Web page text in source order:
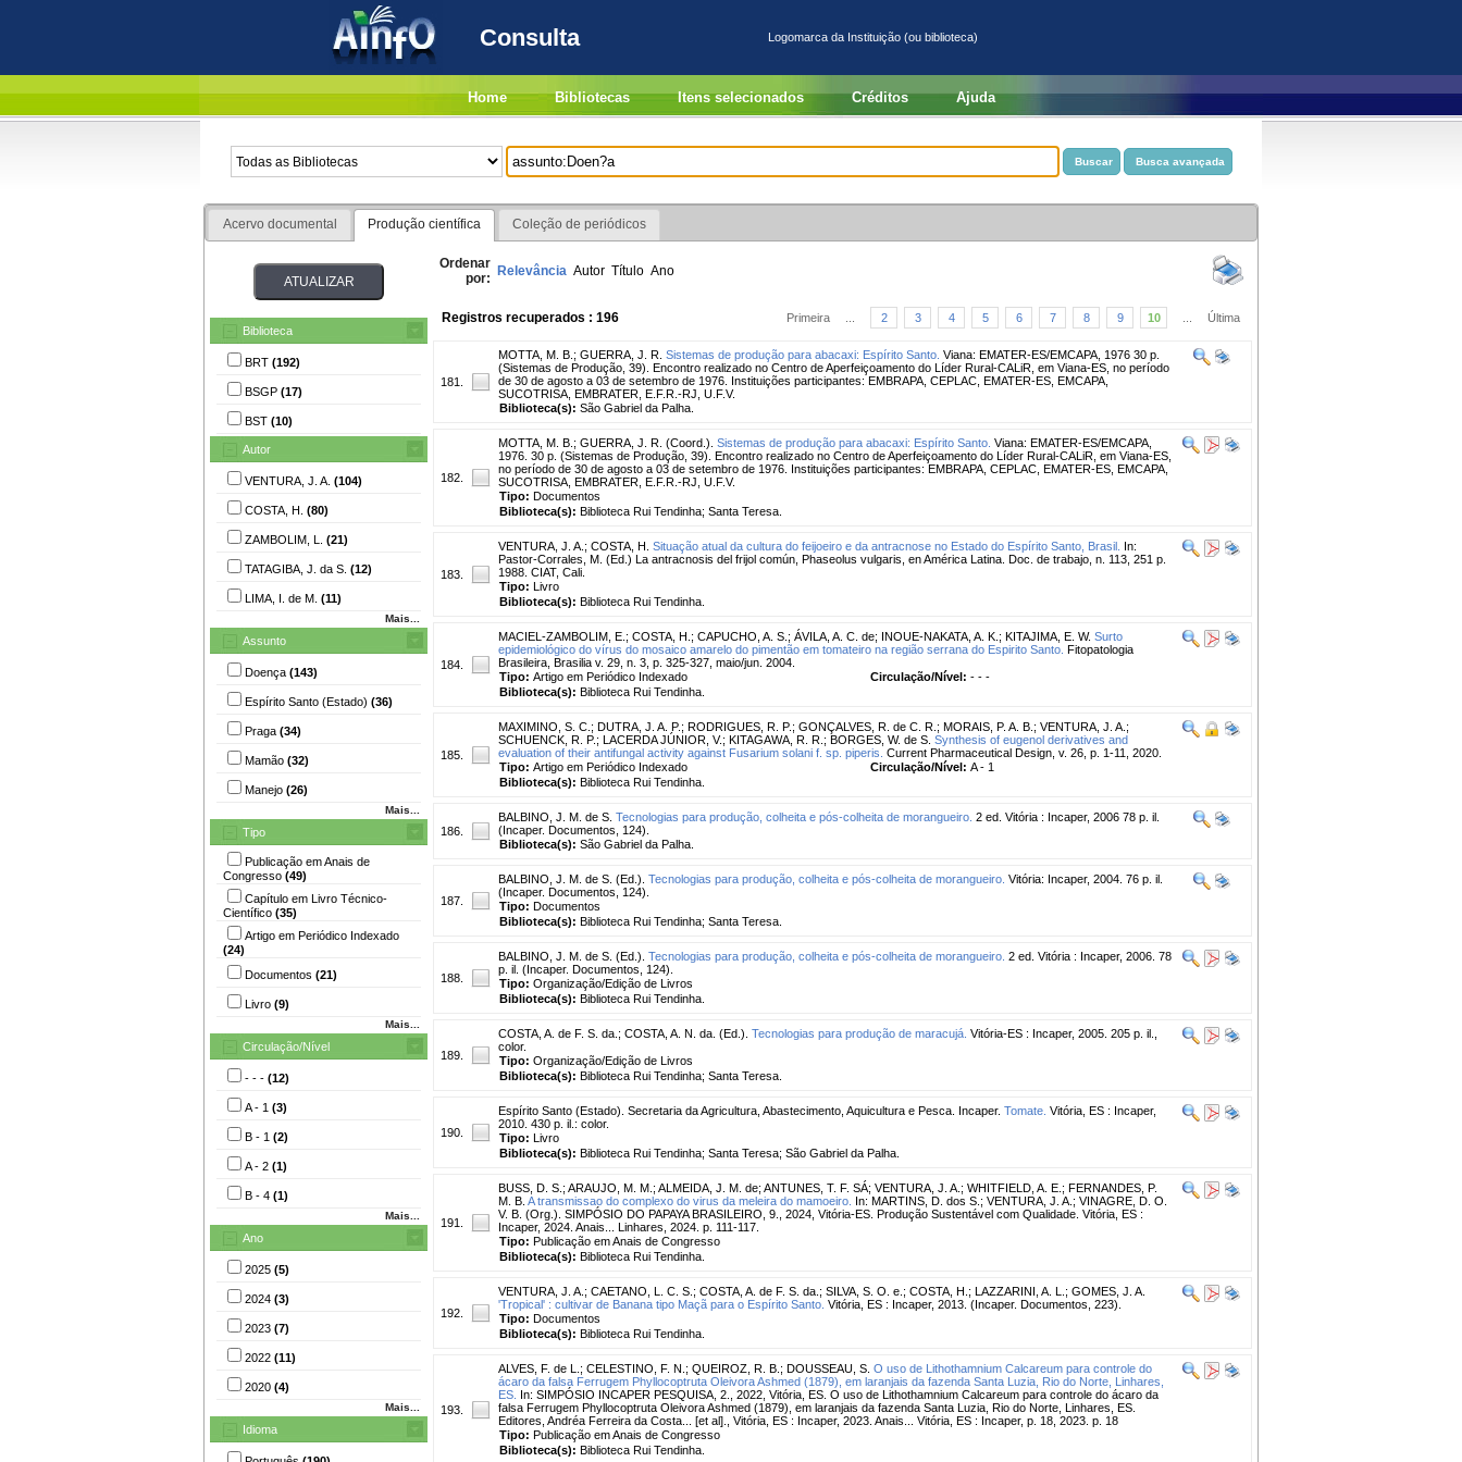
Consulta Logomarca da Instituição (ou biblioteca)
Home Bibliotecas Itens selecionados Créditos Ajuda
Acervo documental Produção científica Coleção de periódicos
Biblioteca
BRT (192)
BSGP (17)
BST (10)
Autor
VENTURA, J. A. (104)
COSTA, H. (80)
ZAMBOLIM, L. (21)
TATAGIBA, J. da S. (12)
LIMA, I. de M. (11)
Mais...
Assunto
Doença (143)
Espírito Santo (Estado) (36)
Praga (34)
Mamão (32)
Manejo (26)
Mais...
Tipo
Publicação em Anais de
Congresso (49)
Capítulo em Livro Técnico-
Científico (35)
Artigo em Periódico Indexado
(24)
Documentos (21)
Livro (9)
Mais...
Circulação/Nível
- - - (12)
A - 1 (3)
B - 1 (2)
A - 2 (1)
B - 4 (1)
Mais...
Ano
2025 (5)
2024 (3)
2023 (7)
2022 (11)
2020 (4)
Mais...
Idioma
Ordenar
por: Relevância Autor Título Ano
Registros recuperados : 196 Primeira 2 3 4 5 6 7 8 9 10 Última
181.
MOTTA, M. B. ; GUERRA, J. R. Sistemas de produção para abacaxi: Espírito Santo. Viana: EMATER-ES/EMCAPA, 1976 30 p.
(Sistemas de Produção, 39). Encontro realizado no Centro de Aperfeiçoamento do Líder Rural-CALiR, em Viana-ES, no período
de 30 de agosto a 03 de setembro de 1976. Instituições participantes: EMBRAPA, CEPLAC, EMATER-ES, EMCAPA,
SUCOTRISA, EMBRATER, E.F.R.-RJ, U.F.V.
Biblioteca(s): São Gabriel da Palha.
182.
MOTTA, M. B. ; GUERRA, J. R. (Coord.). Sistemas de produção para abacaxi: Espírito Santo. Viana: EMATER-ES/EMCAPA,
1976. 30 p. (Sistemas de Produção, 39). Encontro realizado no Centro de Aperfeiçoamento do Líder Rural-CALiR, em Viana-ES,
no período de 30 de agosto a 03 de setembro de 1976. Instituições participantes: EMBRAPA, CEPLAC, EMATER-ES, EMCAPA,
SUCOTRISA, EMBRATER, E.F.R.-RJ, U.F.V.
Tipo: Documentos
Biblioteca(s): Biblioteca Rui Tendinha; Santa Teresa.
183.
VENTURA, J. A. ; COSTA, H. Situação atual da cultura do feijoeiro e da antracnose no Estado do Espírito Santo, Brasil. In:
Pastor-Corrales, M. (Ed.) La antracnosis del frijol común, Phaseolus vulgaris, en América Latina. Doc. de trabajo, n. 113, 251 p.
1988. CIAT, Cali.
Tipo: Livro
Biblioteca(s): Biblioteca Rui Tendinha.
184.
MACIEL-ZAMBOLIM, E. ; COSTA, H. ; CAPUCHO, A. S. ; ÁVILA, A. C. de; INOUE-NAKATA, A. K. ; KITAJIMA, E. W. Surto
epidemiológico do vírus do mosaico amarelo do pimentão em tomateiro na região serrana do Espirito Santo. Fitopatologia
Brasileira, Brasilia v. 29, n. 3, p. 325-327, maio/jun. 2004.
Tipo: Artigo em Periódico Indexado Circulação/Nível: - - -
Biblioteca(s): Biblioteca Rui Tendinha.
185.
MAXIMINO, S. C. ; DUTRA, J. A. P. ; RODRIGUES, R. P. ; GONÇALVES, R. de C. R. ; MORAIS, P. A. B. ; VENTURA, J. A. ;
SCHUENCK, R. P. ; LACERDA JÚNIOR, V.; KITAGAWA, R. R. ; BORGES, W. de S. Synthesis of eugenol derivatives and
evaluation of their antifungal activity against Fusarium solani f. sp. piperis. Current Pharmaceutical Design, v. 26, p. 1-11, 2020.
Tipo: Artigo em Periódico Indexado Circulação/Nível: A - 1
Biblioteca(s): Biblioteca Rui Tendinha.
186.
BALBINO, J. M. de S. Tecnologias para produção, colheita e pós-colheita de morangueiro. 2 ed. Vitória : Incaper, 2006 78 p. il.
(Incaper. Documentos, 124).
Biblioteca(s): São Gabriel da Palha.
187.
BALBINO, J. M. de S. (Ed.). Tecnologias para produção, colheita e pós-colheita de morangueiro. Vitória: Incaper, 2004. 76 p. il.
(Incaper. Documentos, 124).
Tipo: Documentos
Biblioteca(s): Biblioteca Rui Tendinha; Santa Teresa.
188.
BALBINO, J. M. de S. (Ed.). Tecnologias para produção, colheita e pós-colheita de morangueiro. 2 ed. Vitória : Incaper, 2006. 78
p. il. (Incaper. Documentos, 124).
Tipo: Organização/Edição de Livros
Biblioteca(s): Biblioteca Rui Tendinha.
189.
COSTA, A. de F. S. da. ; COSTA, A. N. da. (Ed.). Tecnologias para produção de maracujá. Vitória-ES : Incaper, 2005. 205 p. il.,
color.
Tipo: Organização/Edição de Livros
Biblioteca(s): Biblioteca Rui Tendinha; Santa Teresa.
190.
Espírito Santo (Estado). Secretaria da Agricultura, Abastecimento, Aquicultura e Pesca. Incaper. Tomate. Vitória, ES : Incaper,
2010. 430 p. il.: color.
Tipo: Livro
Biblioteca(s): Biblioteca Rui Tendinha; Santa Teresa; São Gabriel da Palha.
191.
BUSS, D. S. ; ARAUJO, M. M. ; ALMEIDA, J. M. de; ANTUNES, T. F. SÁ; VENTURA, J. A. ; WHITFIELD, A. E. ; FERNANDES, P.
M. B. A transmissao do complexo do virus da meleira do mamoeiro. In: MARTINS, D. dos S.; VENTURA, J. A.; VINAGRE, D. O.
V. B. (Org.). SIMPÓSIO DO PAPAYA BRASILEIRO, 9., 2024, Vitória-ES. Produção Sustentável com Qualidade. Vitória, ES :
Incaper, 2024. Anais... Linhares, 2024. p. 111-117.
Tipo: Publicação em Anais de Congresso
Biblioteca(s): Biblioteca Rui Tendinha.
192.
VENTURA, J. A. ; CAETANO, L. C. S. ; COSTA, A. de F. S. da. ; SILVA, S. O. e. ; COSTA, H. ; LAZZARINI, A. L. ; GOMES, J. A.
'Tropical' : cultivar de Banana tipo Maçã para o Espírito Santo. Vitória, ES : Incaper, 2013. (Incaper. Documentos, 223).
Tipo: Documentos
Biblioteca(s): Biblioteca Rui Tendinha.
193.
ALVES, F. de L. ; CELESTINO, F. N. ; QUEIROZ, R. B. ; DOUSSEAU, S. O uso de Lithothamnium Calcareum para controle do
ácaro da falsa Ferrugem Phyllocoptruta Oleivora Ashmed (1879), em laranjais da fazenda Santa Luzia, Rio do Norte, Linhares,
ES. In: SIMPÓSIO INCAPER PESQUISA, 2., 2022, Vitória, ES. O uso de Lithothamnium Calcareum para controle do ácaro da
falsa Ferrugem Phyllocoptruta Oleivora Ashmed (1879), em laranjais da fazenda Santa Luzia, Rio do Norte, Linhares, ES.
Editores, Andréa Ferreira da Costa... [et al]., Vitória, ES : Incaper, 2023. Anais... Vitória, ES : Incaper, p. 18, 2023. p. 18
Tipo: Publicação em Anais de Congresso
Biblioteca(s): Biblioteca Rui Tendinha.